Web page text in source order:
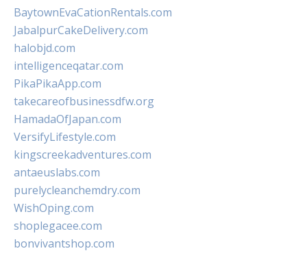
BaytownEvaCationRentals.com
JabalpurCakeDelivery.com
halobjd.com
intelligenceqatar.com
PikaPikaApp.com
takecareofbusinessdfw.org
HamadaOfJapan.com
VersifyLifestyle.com
kingscreekadventures.com
antaeuslabs.com
purelycleanchemdry.com
WishOping.com
shoplegacee.com
bonvivantshop.com